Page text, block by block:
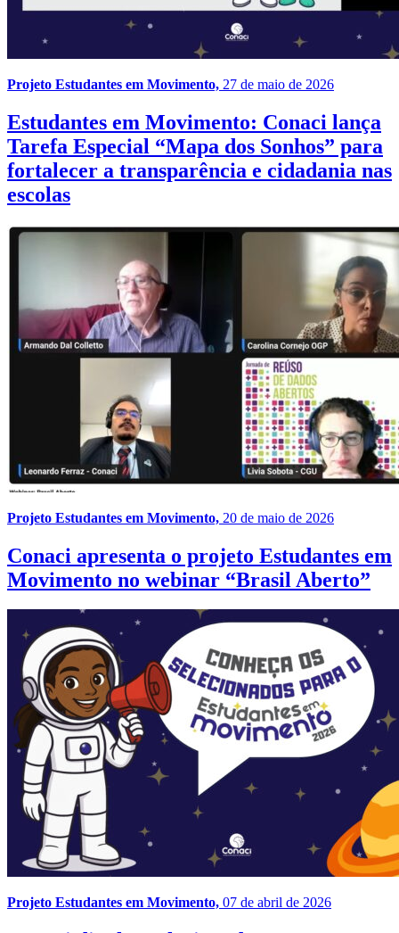
Projeto Estudantes em Movimento, 27 de maio de 2026
Estudantes em Movimento: Conaci lança
Tarefa Especial “Mapa dos Sonhos” para
fortalecer a transparência e cidadania nas
escolas
Projeto Estudantes em Movimento, 20 de maio de 2026
Conaci apresenta o projeto Estudantes em
Movimento no webinar “Brasil Aberto”
Projeto Estudantes em Movimento, 07 de abril de 2026